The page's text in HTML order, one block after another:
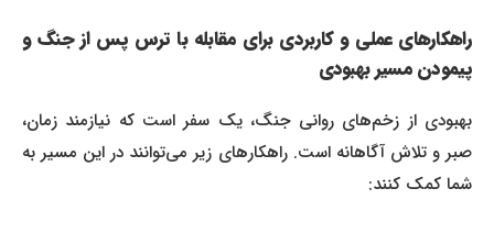
راهکارهای عملی و کاربردی برای مقابله با ترس پس از جنگ و
پیمودن مسیر بهبودی
بهبودی از زخم‌های روانی جنگ، یک سفر است که نیازمند زمان،
صبر و تلاش آگاهانه است. راهکارهای زیر می‌توانند در این مسیر به
شما کمک کنند: